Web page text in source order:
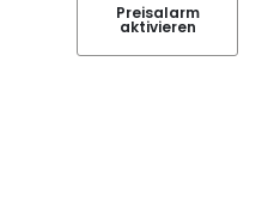
Preisalarm
aktivieren